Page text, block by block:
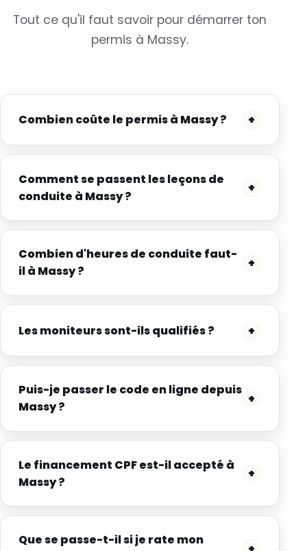
Tout ce qu'il faut savoir pour démarrer ton
permis à Massy.
Combien coûte le permis à Massy ? +
Comment se passent les leçons de
conduite à Massy ?
+
Combien d'heures de conduite faut-
il à Massy ?
+
Les moniteurs sont-ils qualifiés ? +
Puis-je passer le code en ligne depuis
Massy ?
+
Le financement CPF est-il accepté à
Massy ?
+
Que se passe-t-il si je rate mon